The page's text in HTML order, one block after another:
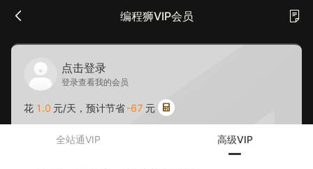
编程狮VIP会员
点击登录
登录查看我的会员
花 1.0 元/天，预计节省 -67 元
全站通VIP 高级VIP